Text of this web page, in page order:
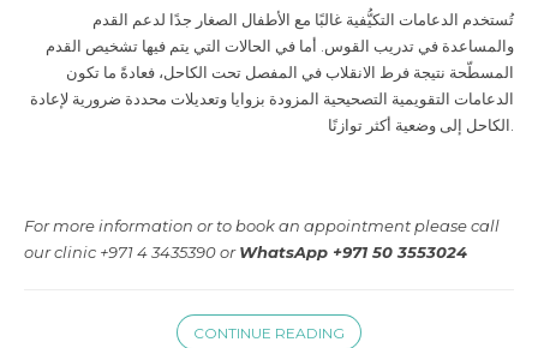
تُستخدم الدعامات التكيُّفية غالبًا مع الأطفال الصغار جدًا لدعم القدم
والمساعدة في تدريب القوس. أما في الحالات التي يتم فيها تشخيص القدم
المسطّحة نتيجة فرط الانقلاب في المفصل تحت الكاحل، فعادةً ما تكون
الدعامات التقويمية التصحيحية المزودة بزوايا وتعديلات محددة ضرورية لإعادة
For more information or to book an appointment please call
our clinic +971 4 3435390 orWhatsApp +971 50 3553024
CONTINUE READING